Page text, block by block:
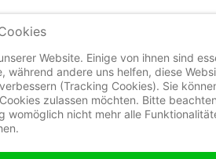
Website. Einige von ihnen sind
während andere uns helfen, diese
(Tracking Cookies). Sie
zulassen möchten. Bitte
womöglich nicht mehr alle